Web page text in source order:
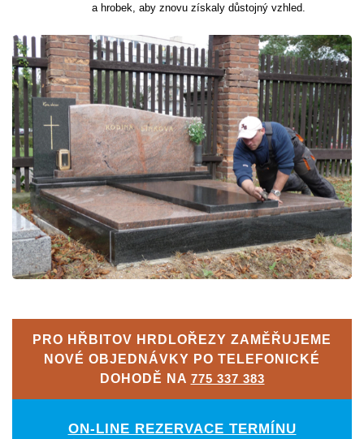
a hrobek, aby znovu získaly důstojný vzhled.
PRO HŘBITOV HRDLOŘEZY ZAMĚŘUJEME
NOVÉ OBJEDNÁVKY PO TELEFONICKÉ
DOHODĚ NA 775 337 383
ON-LINE REZERVACE TERMÍNU